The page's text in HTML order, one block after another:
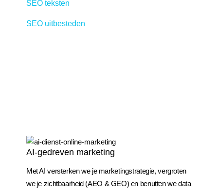
SEO teksten
SEO uitbesteden
AI-gedreven marketing
Met AI versterken we je marketingstrategie, vergroten
we je zichtbaarheid (AEO & GEO) en benutten we data